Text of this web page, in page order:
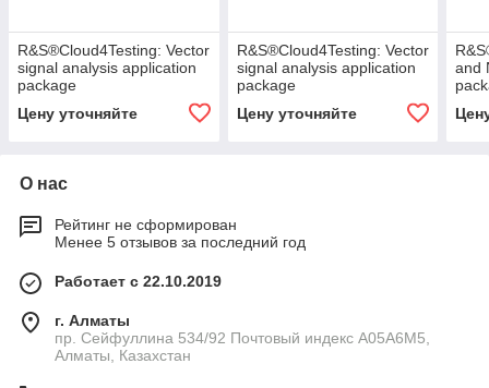
R&S®Cloud4Testing: Vector
signal analysis application
package
Цену уточняйте
R&S®Cloud4Testing: Vector
signal analysis application
package
Цену уточняйте
and
О нас
Рейтинг не сформирован
Менее 5 отзывов за последний год
Работает с 22.10.2019
г. Алматы
пр. Сейфуллина 534/92 Почтовый индекс A05A6M5,
Алматы, Казахстан